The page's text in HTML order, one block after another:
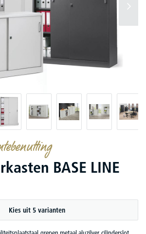
BASE LINE
Kies uit 5 varianten